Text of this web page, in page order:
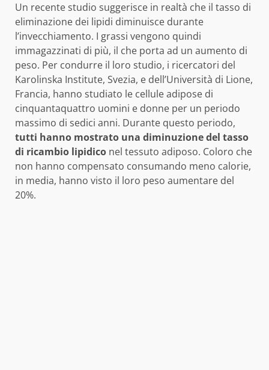
Un recente studio suggerisce in realtà che il tasso di
eliminazione dei lipidi diminuisce durante
l’invecchiamento. I grassi vengono quindi
immagazzinati di più, il che porta ad un aumento di
peso. Per condurre il loro studio, i ricercatori del
Karolinska Institute, Svezia, e dell’Università di Lione,
Francia, hanno studiato le cellule adipose di
cinquantaquattro uomini e donne per un periodo
massimo di sedici anni. Durante questo periodo,
tutti hanno mostrato una diminuzione del tasso
di ricambio lipidico nel tessuto adiposo. Coloro che
non hanno compensato consumando meno calorie,
in media, hanno visto il loro peso aumentare del
20%.